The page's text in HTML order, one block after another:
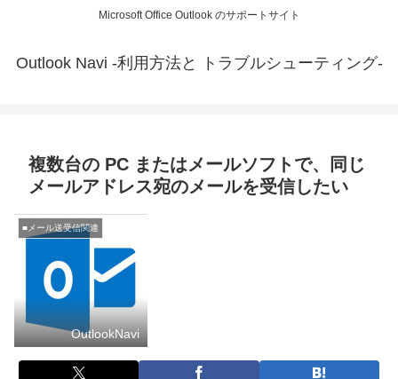
Microsoft Office Outlook のサポートサイト
Outlook Navi -利用方法と トラブルシューティング-
複数台の PC またはメールソフトで、同じ
メールアドレス宛のメールを受信したい
■メール送受信関連
OutlookNavi